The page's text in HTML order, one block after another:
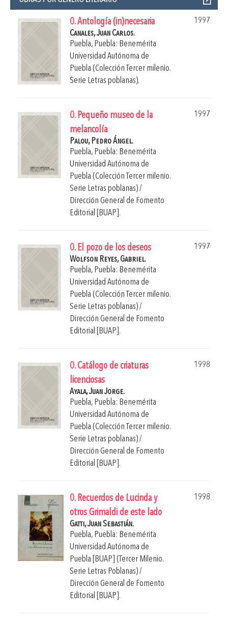
0. Antología (in)necesaria
1997
Canales, Juan Carlos.
Puebla, Puebla: Benemérita
Universidad Autónoma de
Puebla (Colección Tercer milenio.
Serie Letras poblanas).
0. Pequeño museo de la
melancolía
1997
Palou, Pedro Ángel.
Puebla, Puebla: Benemérita
Universidad Autónoma de
Puebla (Colección Tercer milenio.
Serie Letras poblanas) /
Dirección General de Fomento
Editorial [BUAP].
0. El pozo de los deseos
1997
Wolfson Reyes, Gabriel.
Puebla, Puebla: Benemérita
Universidad Autónoma de
Puebla (Colección Tercer milenio.
Serie Letras poblanas) /
Dirección General de Fomento
Editorial [BUAP].
0. Catálogo de criaturas
licenciosas
1998
Ayala, Juan Jorge.
Puebla, Puebla: Benemérita
Universidad Autónoma de
Puebla (Colección Tercer milenio.
Serie Letras poblanas) /
Dirección General de Fomento
Editorial [BUAP].
0. Recuerdos de Lucinda y
otros Grimaldi de este lado
1998
Gatti, Juan Sebastián.
Puebla, Puebla: Benemérita
Universidad Autónoma de
Puebla [BUAP] (Tercer Milenio.
Serie Letras Poblanas) /
Dirección General de Fomento
Editorial [BUAP].